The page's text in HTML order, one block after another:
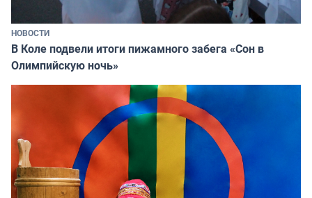
НОВОСТИ
В Коле подвели итоги пижамного забега «Сон в
Олимпийскую ночь»